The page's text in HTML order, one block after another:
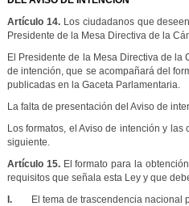
Artículo 14.Los ciudadanos que
Presidente de la Mesa Directiva de la
El Presidente de la Mesa Directiva de
de intención, que se acompañará del
publicadas en la Gaceta Parlamentaria.
La falta de presentación del Aviso de
Los formatos, el Aviso de intención y
siguiente.
Artículo 15.El formato para la
requisitos que señala esta Ley y que
I. El tema de trascendencia nacional